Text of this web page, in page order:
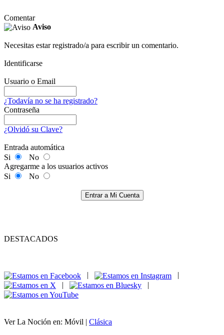
Comentar
Aviso
Necesitas estar registrado/a para escribir un comentario.
Identificarse
Usuario o Email
¿Todavía no se ha registrado?
Contraseña
¿Olvidó su Clave?
Entrada automática
Si
No
Agregarme a los usuarios activos
Si
No
Entrar a Mi Cuenta
DESTACADOS
|
|
Ver La Noción en: Móvil | Clásica